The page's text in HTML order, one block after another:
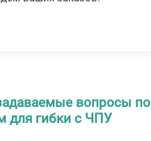
вопросы по
для гибки с ЧПУ